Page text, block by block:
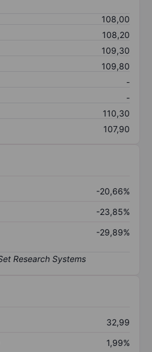
108,00
108,20
109,30
109,80
-
-
110,30
107,90
-20,66%
-23,85%
-29,89%
32,99
1,99%